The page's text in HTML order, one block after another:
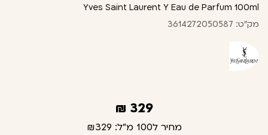
Yves Saint Laurent Y Eau de Parfum 100ml
מק"ט: 3614272050587
329
₪
מחיר ל100 מ"ל: ₪329